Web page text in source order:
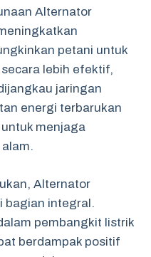
Alternator
petani untuk
lebih efektif,
jaringan
energi terbarukan
menjaga
Alternator
bagian integral.
pembangkit listrik
berdampak positif